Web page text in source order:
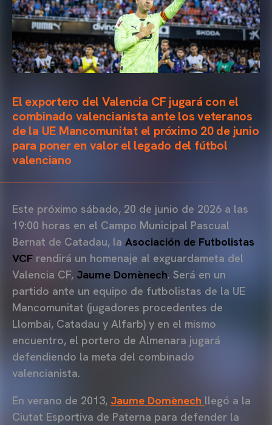
El exportero del Valencia CF jugará con el
combinado valencianista ante los veteranos
de la UE Mancomunitat el próximo 20 de junio
para poner en valor el legado del fútbol
valenciano
Este próximo sábado, 20 de junio de 2026 a las
19:00 horas en el Campo Municipal Pascual
Bernat de Catadau, la Asociación de Futbolistas
VCF rendirá un homenaje al exguardameta del
Valencia CF, Jaume Domènech. Será en un
partido ante un equipo de futbolistas de la UE
Mancomunitat (jugadores procedentes de
Llombai, Catadau y Alfarb) y en el mismo
encuentro, el portero de Almenara jugará
defendiendo la meta del combinado
valencianista.
En verano de 2013, Jaume Domènech llegó a la
Ciutat Esportiva de Paterna para defender la